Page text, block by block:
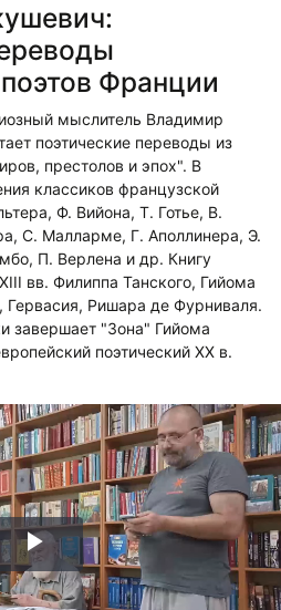
Франции
мыслитель Владимир
поэтические переводы из
престолов и эпох". В
классиков французской
Ф. Вийона, Т. Готье, В.
С. Малларме, Г. Аполлинера, Э.
П. Верлена и др. Книгу
вв. Филиппа Танского, Гийома
Ришара де Фурниваля.
завершает "Зона" Гийома
поэтический XX в.
Воспроизвести